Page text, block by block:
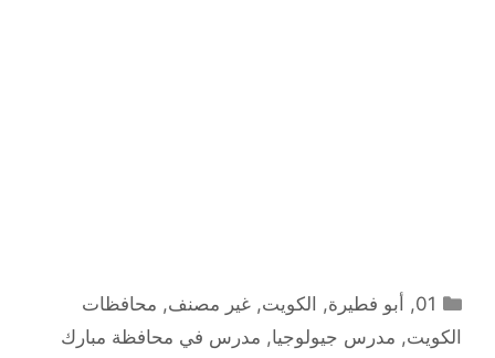
التصنيفات
01
, أبو فطيرة, الكويت,غير مصنف, محافظات
الكويت, مدرس جيولوجيا, مدرس في محافظة مبارك